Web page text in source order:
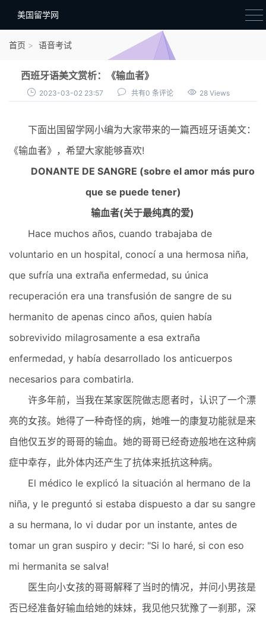
美国留学网
新闻政策
院校选择
材料准备
签证办理
留学生活
首页 语音考试
西班牙语美文赏析：《输血者》
2023-03-02 23:57 共有0 条评论 28 Views
下面出国留学网小编为大家带来的一篇西班牙语美文：
《输血者》，希望大家能够喜欢!
DONANTE DE SANGRE (sobre el amor más puro
que se puede tener)
输血者(关于最纯真的爱)
Hace muchos años, cuando trabajaba de
voluntario en un hospital, conocí a una hermosa niña,
que sufría una extraña enfermedad, su única
recuperación era una transfusión de sangre de su
hermanito de apenas cinco años, quien había
sobrevivido milagrosamente a esa extraña
enfermedad, y había desarrollado los anticuerpos
necesarios para combatirla.
许多年前，当我在某家医院做志愿者时，认识了一个漂
亮的女孩。她得了一种奇怪的病，她唯一的康复功能就是来
自他仅五岁的哥哥的输血。她的哥哥已经奇迹般地在这种病
症中幸存，此外体内还产生了抗体来抵抗这种病。
El médico le explicó la situación al hermano de la
niña, y le preguntó si estaba dispuesto a dar su sangre
a su hermana, lo vi dudar por un instante, antes de
tomar un gran suspiro y decir: "Si lo haré, si con eso
mi hermanita se salva!
医生向小女孩的哥哥解释了当时的情况，并问小男孩是
否已经准备好输血给她的妹妹，我见他只犹豫了一刹那，深